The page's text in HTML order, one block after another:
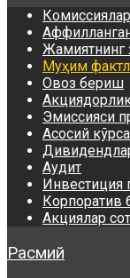
Комиссиялар
Жамиятнинг
Муҳим
Овоз бериш
Эмиссияси
Асосий
Аудит
Инвестиция
Корпоратив
Акциялар
Расмий